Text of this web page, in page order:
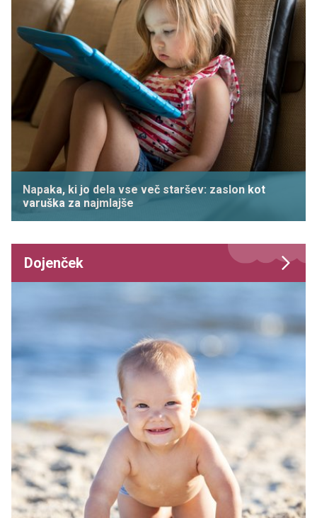
Napaka, ki jo dela vse več staršev: zaslon kot
varuška za najmlajše
Dojenček